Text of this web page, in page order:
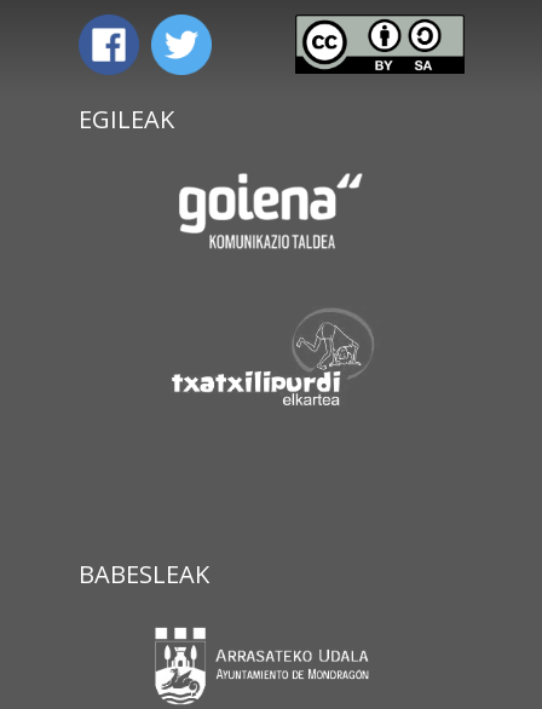
EGILEAK
BABESLEAK